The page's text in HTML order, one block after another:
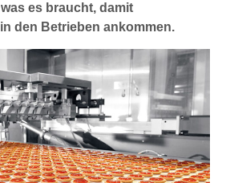
es braucht, damit
den Betrieben ankommen.